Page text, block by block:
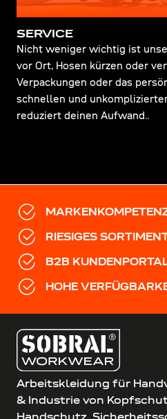
SERVICE
Nicht weniger wichtig ist
vor Ort, Hosen kürzen oder
Verpackungen oder das
schnellen und
reduziert deinen Aufwand..
RIESIGES
B2B
HOHE
Arbeitskleidung für
& Industrie von